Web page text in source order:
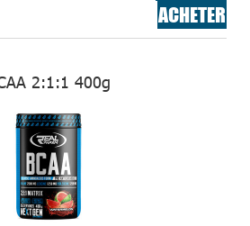
ACHETER
2:1:1 400g